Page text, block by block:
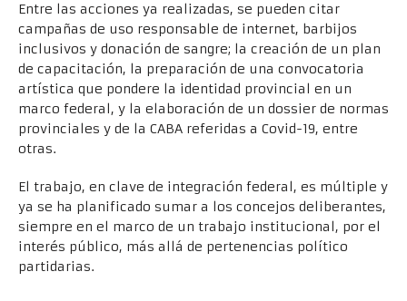
Entre las acciones ya realizadas, se pueden citar
campañas de uso responsable de internet, barbijos
inclusivos y donación de sangre; la creación de un plan
de capacitación, la preparación de una convocatoria
artística que pondere la identidad provincial en un
marco federal, y la elaboración de un dossier de normas
provinciales y de la CABA referidas a Covid-19, entre
otras.
El trabajo, en clave de integración federal, es múltiple y
ya se ha planificado sumar a los concejos deliberantes,
siempre en el marco de un trabajo institucional, por el
interés público, más allá de pertenencias político
partidarias.